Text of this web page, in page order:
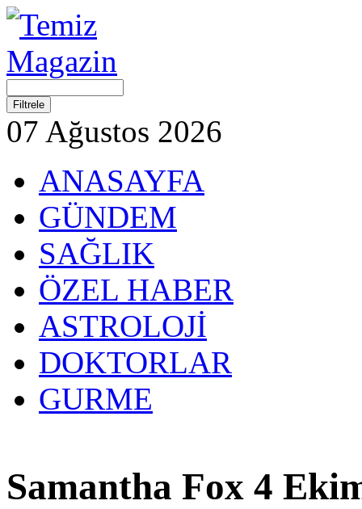
07 Ağustos 2026
ANASAYFA
GÜNDEM
SAĞLIK
ÖZEL HABER
ASTROLOJİ
DOKTORLAR
GURME
Samantha Fox 4